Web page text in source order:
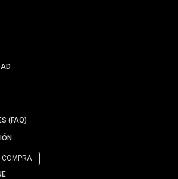
(FAQ)
COMPRA